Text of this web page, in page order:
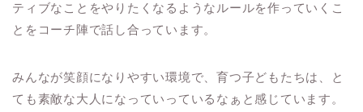
ティブなことをやりたくなるようなルールを作っていくこ
とをコーチ陣で話し合っています。
みんなが笑顔になりやすい環境で、育つ子どもたちは、と
ても素敵な大人になっていっているなぁと感じています。